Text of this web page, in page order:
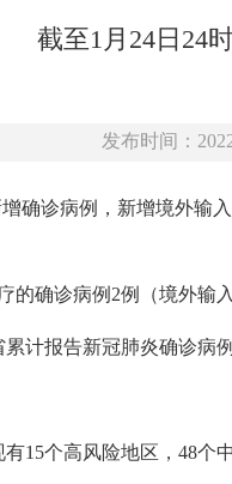
截至1月24日24
发布时间：
增确诊病例，新增境外输
的确诊病例2例（境外输
累计报告新冠肺炎确诊病
15个高风险地区，48个